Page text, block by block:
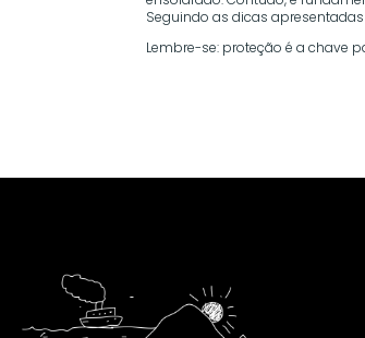
Seguindo as dicas
Lembre-se: proteção é a chave